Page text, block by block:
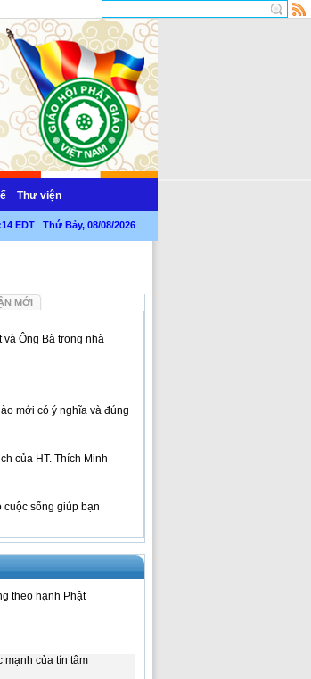
Thư viện
EDT Thứ Bảy, 08/08/2026
MỚI
Ông Bà trong nhà
mới có ý nghĩa và đúng
của HT. Thích Minh
cuộc sống giúp bạn
theo hạnh Phật
mạnh của tín tâm